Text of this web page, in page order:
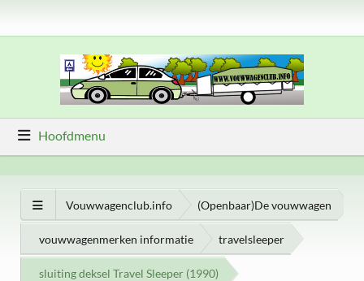
Hoofdmenu
Vouwwagenclub.info (Openbaar)De vouwwagen
vouwwagenmerken informatie travelsleeper
sluiting deksel Travel Sleeper (1990)